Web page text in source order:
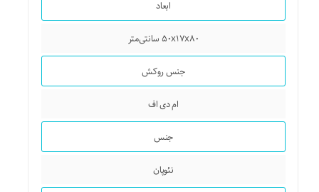
ابعاد
۵۰x۱۷x۸۰ سانتی‌متر
جنس روکش
ام دی اف
جنس
نئوپان